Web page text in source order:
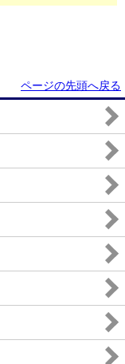
ページの先頭へ戻る